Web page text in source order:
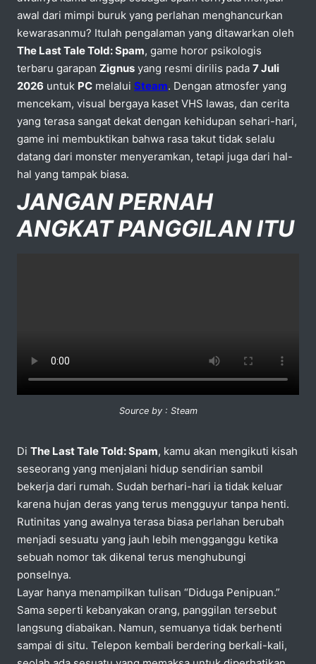
awal dari mimpi buruk yang perlahan menghancurkan
kewarasanmu? Itulah pengalaman yang ditawarkan oleh
The Last Tale Told: Spam, game horor psikologis
terbaru garapan Zignus yang resmi dirilis pada 7 Juli
2026 untuk PC melalui Steam. Dengan atmosfer yang
mencekam, visual bergaya kaset VHS lawas, dan cerita
yang terasa sangat dekat dengan kehidupan sehari-hari,
game ini membuktikan bahwa rasa takut tidak selalu
datang dari monster menyeramkan, tetapi juga dari hal-
hal yang tampak biasa.
JANGAN PERNAH
ANGKAT PANGGILAN ITU
Source by : Steam
Di The Last Tale Told: Spam, kamu akan mengikuti kisah
seseorang yang menjalani hidup sendirian sambil
bekerja dari rumah. Sudah berhari-hari ia tidak keluar
karena hujan deras yang terus mengguyur tanpa henti.
Rutinitas yang awalnya terasa biasa perlahan berubah
menjadi sesuatu yang jauh lebih mengganggu ketika
sebuah nomor tak dikenal terus menghubungi
ponselnya.
Layar hanya menampilkan tulisan “Diduga Penipuan.”
Sama seperti kebanyakan orang, panggilan tersebut
langsung diabaikan. Namun, semuanya tidak berhenti
sampai di situ. Telepon kembali berdering berkali-kali,